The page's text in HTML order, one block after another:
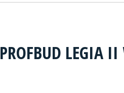
PROFBUD LEGIA